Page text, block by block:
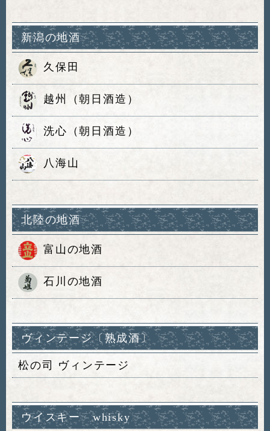
新潟の地酒
久保田
越州（朝日酒造）
洗心（朝日酒造）
八海山
北陸の地酒
富山の地酒
石川の地酒
ヴィンテージ〔熟成酒〕
松の司 ヴィンテージ
ウイスキー whisky